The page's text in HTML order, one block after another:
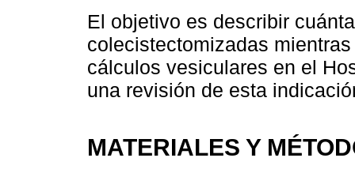
El objetivo es describir
colecistectomizadas
cálculos vesiculares en el
una revisión de esta
MATERIALES Y